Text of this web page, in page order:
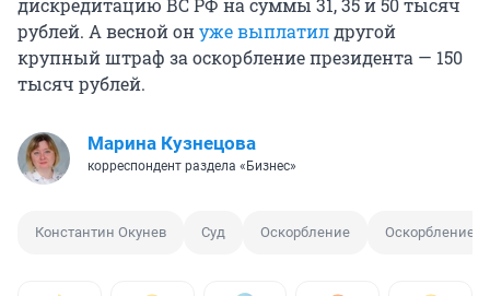
дискредитацию ВС РФ на суммы 31, 35 и 50 тысяч
рублей. А весной онуже выплатилдругой
крупный штраф за оскорбление президента — 150
тысяч рублей.
Марина Кузнецова
корреспондент раздела «Бизнес»
Константин Окунев Суд Оскорбление Оскорбление